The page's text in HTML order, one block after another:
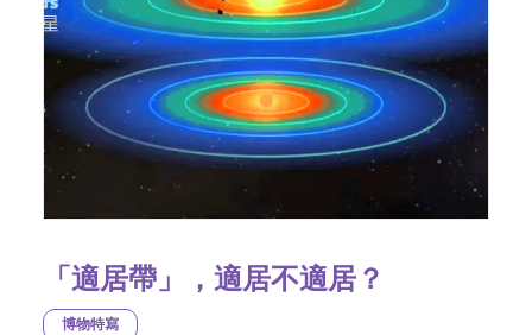
「適居帶」，適居不適居？
博物特寫